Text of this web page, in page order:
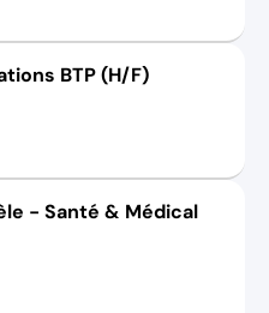
BTP (H/F)
- Santé & Médical